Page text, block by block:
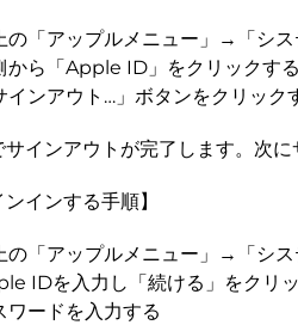
の「アップルメニュー」→「シ
から「Apple ID」をクリックする
インアウト…」ボタンをクリック
サインアウトが完了します。次に
ンインする手順】
の「アップルメニュー」→「シ
IDを入力し「続ける」をクリ
ワードを入力する